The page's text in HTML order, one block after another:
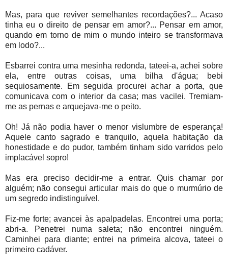
Mas, para que reviver semelhantes recordações?... Acaso
tinha eu o direito de pensar em amor?... Pensar em amor,
quando em torno de mim o mundo inteiro se transformava
em lodo?...
Esbarrei contra uma mesinha redonda, tateei-a, achei sobre
ela, entre outras coisas, uma bilha d'água; bebi
sequiosamente. Em seguida procurei achar a porta, que
comunicava com o interior da casa; mas vacilei. Tremiam-
me as pernas e arquejava-me o peito.
Oh! Já não podia haver o menor vislumbre de esperança!
Aquele canto sagrado e tranquilo, aquela habitação da
honestidade e do pudor, também tinham sido varridos pelo
implacável sopro!
Mas era preciso decidir-me a entrar. Quis chamar por
alguém; não consegui articular mais do que o murmúrio de
um segredo indistinguível.
Fiz-me forte; avancei às apalpadelas. Encontrei uma porta;
abri-a. Penetrei numa saleta; não encontrei ninguém.
Caminhei para diante; entrei na primeira alcova, tateei o
primeiro cadáver.